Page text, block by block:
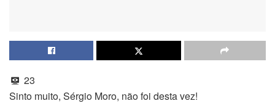
23
Sinto muito, Sérgio Moro, não foi desta vez!